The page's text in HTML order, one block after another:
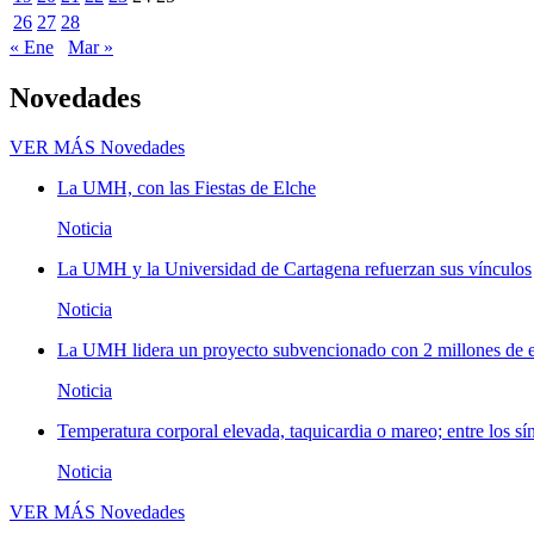
26 27 28
« Ene
Mar »
Novedades
VER MÁS Novedades
La UMH, con las Fiestas de Elche
Noticia
La UMH y la Universidad de Cartagena refuerzan sus vínculos
Noticia
La UMH lidera un proyecto subvencionado con 2 millones de
Noticia
Temperatura corporal elevada, taquicardia o mareo; entre los
Noticia
VER MÁS Novedades